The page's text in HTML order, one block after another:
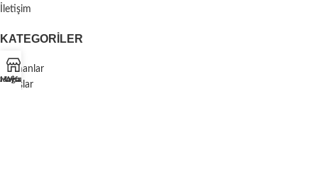
İletişim
KATEGORILER
Rulmanlar
Kayışlar
Mağaza
Whatsapp